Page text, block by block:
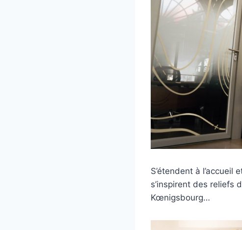
S’étendent à
s’inspirent des reliefs
Kœnigsbourg…